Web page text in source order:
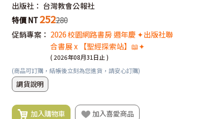
出版社： 台灣教會公報社
特價 NT 252280
促銷專案： 2026 校園網路書房 週年慶 ✦出版社聯
合書展 x 【聖經探索站】📖✦
( 2026年08月31日止 )
(商品可訂購，結帳後立刻為您進貨，請安心訂購)
調貨說明
加入購物車 加入喜愛商品